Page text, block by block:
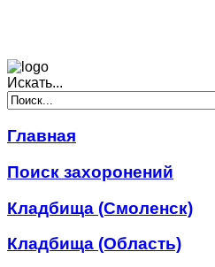
Искать...
Главная
Поиск захоронений
Кладбища (Смоленск)
Кладбища (Область)